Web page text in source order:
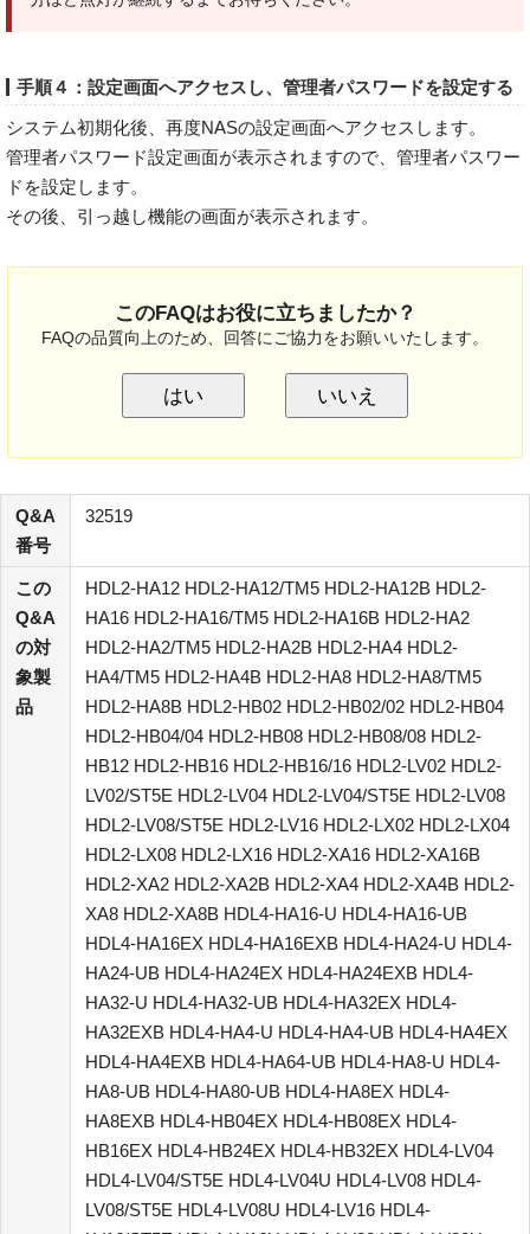
手順４：設定画面へアクセスし、管理者パスワードを設定する
システム初期化後、再度NASの設定画面へアクセスします。
管理者パスワード設定画面が表示されますので、管理者パスワー
ドを設定します。
その後、引っ越し機能の画面が表示されます。
このFAQはお役に立ちましたか？
FAQの品質向上のため、回答にご協力をお願いいたします。
はい いいえ
Q&A
番号
32519
この
Q&A
の対
象製
品
HDL2-HA12 HDL2-HA12/TM5 HDL2-HA12B HDL2-
HA16 HDL2-HA16/TM5 HDL2-HA16B HDL2-HA2
HDL2-HA2/TM5 HDL2-HA2B HDL2-HA4 HDL2-
HA4/TM5 HDL2-HA4B HDL2-HA8 HDL2-HA8/TM5
HDL2-HA8B HDL2-HB02 HDL2-HB02/02 HDL2-HB04
HDL2-HB04/04 HDL2-HB08 HDL2-HB08/08 HDL2-
HB12 HDL2-HB16 HDL2-HB16/16 HDL2-LV02 HDL2-
LV02/ST5E HDL2-LV04 HDL2-LV04/ST5E HDL2-LV08
HDL2-LV08/ST5E HDL2-LV16 HDL2-LX02 HDL2-LX04
HDL2-LX08 HDL2-LX16 HDL2-XA16 HDL2-XA16B
HDL2-XA2 HDL2-XA2B HDL2-XA4 HDL2-XA4B HDL2-
XA8 HDL2-XA8B HDL4-HA16-U HDL4-HA16-UB
HDL4-HA16EX HDL4-HA16EXB HDL4-HA24-U HDL4-
HA24-UB HDL4-HA24EX HDL4-HA24EXB HDL4-
HA32-U HDL4-HA32-UB HDL4-HA32EX HDL4-
HA32EXB HDL4-HA4-U HDL4-HA4-UB HDL4-HA4EX
HDL4-HA4EXB HDL4-HA64-UB HDL4-HA8-U HDL4-
HA8-UB HDL4-HA80-UB HDL4-HA8EX HDL4-
HA8EXB HDL4-HB04EX HDL4-HB08EX HDL4-
HB16EX HDL4-HB24EX HDL4-HB32EX HDL4-LV04
HDL4-LV04/ST5E HDL4-LV04U HDL4-LV08 HDL4-
LV08/ST5E HDL4-LV08U HDL4-LV16 HDL4-